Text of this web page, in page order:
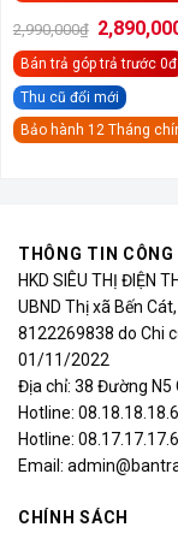
2,990,000₫ Giá
gốc
là:
Bán trả góptrả trước 0đ
Thu cũ đổi mới
Bảo hành 12 Tháng
THÔNG TIN CÔNG
HKD SIÊU THỊ ĐIỆN
UBND Thị xã Bến
8122269838 do Chi
01/11/2022
Địa chỉ: 38 Đường N5
Hotline:
Hotline:
Email:
CHÍNH SÁCH